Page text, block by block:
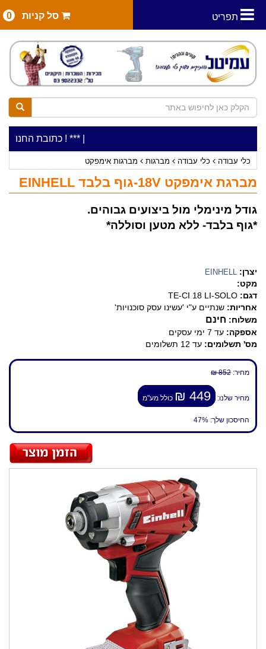
תפריט סל קניות 0
***כתובת החנות: רח' המלאכה 2, ביתן 8 (כניסה ***כלי עבודה להשכרה בתעריף יומי משתלם ! ***
כלי עבודה כלי עבודה מברגות מברגות אימפקט
מברגת אימפקט 18V-גוף בלבד EINHELL
גודל מינימלי מול ביצועים גבוהים.
*גוף בלבד- ללא מטען וסוללה*
יצרן: EINHELL
מקט:
דגם: TE-CI 18 LI-SOLO
אחריות: שנתיים ע"י 'עשינו עסק סוכנויות'
משלוח: חינם
אספקה: עד 7 ימי עסקים
מס' תשלומים: עד 12 תשלומים
מחיר: 852 ₪
מחיר שלנו: 449 ₪ כולל מע"מ
החיסכון שלך: 47%